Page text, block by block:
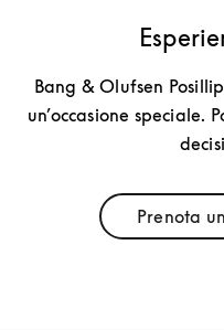
Bang & Olufsen
un’occasione speciale.
Prenota